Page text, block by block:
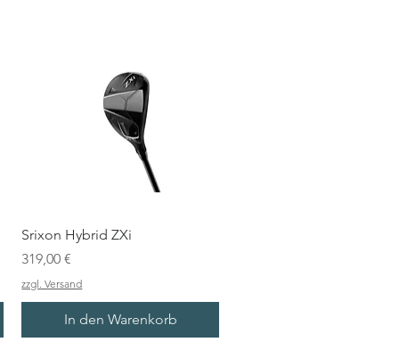
Srixon Hybrid ZXi
Preis
319,00 €
zzgl. Versand
In den Warenkorb